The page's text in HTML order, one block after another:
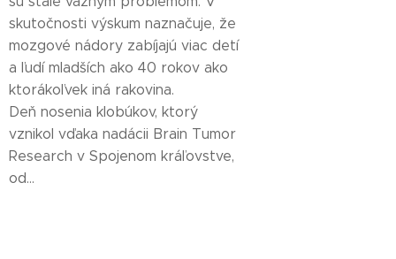
skutočnosti výskum naznačuje, že
mozgové nádory zabíjajú viac detí
a ľudí mladších ako 40 rokov ako
ktorákoľvek iná rakovina.
Deň nosenia klobúkov, ktorý
vznikol vďaka nadácii Brain Tumor
Research v Spojenom kráľovstve,
od...